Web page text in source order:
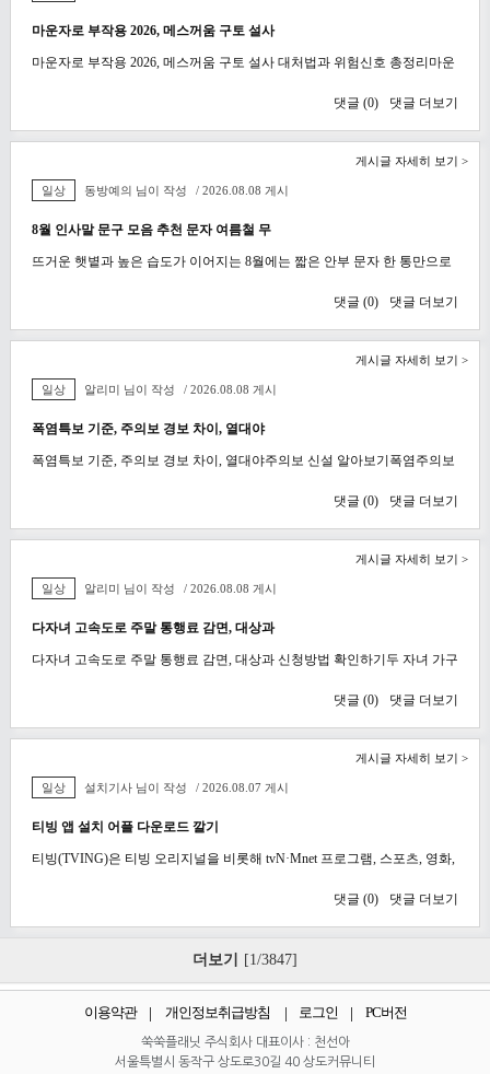
마운자로 부작용 2026, 메스꺼움 구토 설사
마운자로 부작용 2026, 메스꺼움 구토 설사 대처법과 위험신호 총정리마운
댓글 더보기
댓글 (0)
일상 동방예의 님이 작성 / 2026.08.08 게시
8월 인사말 문구 모음 추천 문자 여름철 무
뜨거운 햇볕과 높은 습도가 이어지는 8월에는 짧은 안부 문자 한 통만으로
댓글 더보기
댓글 (0)
게시글 자세히 보기 >
일상 알리미 님이 작성 / 2026.08.08 게시
폭염특보 기준, 주의보 경보 차이, 열대야
폭염특보 기준, 주의보 경보 차이, 열대야주의보 신설 알아보기폭염주의보
댓글 더보기
댓글 (0)
게시글 자세히 보기 >
일상 알리미 님이 작성 / 2026.08.08 게시
다자녀 고속도로 주말 통행료 감면, 대상과
다자녀 고속도로 주말 통행료 감면, 대상과 신청방법 확인하기두 자녀 가구
댓글 더보기
댓글 (0)
게시글 자세히 보기 >
일상 설치기사 님이 작성 / 2026.08.07 게시
티빙 앱 설치 어플 다운로드 깔기
티빙(TVING)은 티빙 오리지널을 비롯해 tvN·Mnet 프로그램, 스포츠, 영화,
댓글 더보기
댓글 (0)
게시글 자세히 보기 >
더보기 [1/3847]
이용약관 개인정보취급방침 로그인 PC버전
쑥쑥플래닛 주식회사 대표이사 : 천선아
서울특별시 동작구 상도로30길 40 상도커뮤니티